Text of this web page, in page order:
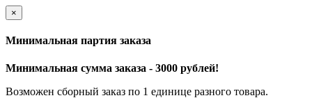
×
Минимальная партия заказа
Минимальная сумма заказа - 3000 рублей!
Возможен сборный заказ по 1 единице разного товара.